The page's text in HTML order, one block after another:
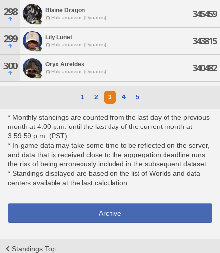
298 Blaine Dragon
Halicarnassus [Dynamis] 345459
299 Lily Lunet
Halicarnassus [Dynamis] 343815
300 Oryx Atreides
Halicarnassus [Dynamis] 340482
1 2 3 4 5
* Monthly standings are counted from the last day of the previous
month at 4:00 p.m. until the last day of the current month at
3:59:59 p.m. (PST).
* In-game data may take some time to be reflected on the server,
and data that is received close to the aggregation deadline runs
the risk of being erroneously included in the subsequent dataset.
* Standings displayed are based on the list of Worlds and data
centers available at the last calculation.
Archive
Standings Top